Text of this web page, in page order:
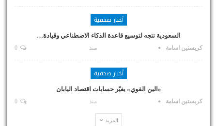
أخبار صحفية
السعودية تتجه لتوسيع قاعدة الذكاء الاصطناعي وقيادة…
كريستين اسامة منذ
أخبار صحفية
«الين القوي» يغيّر حسابات اقتصاد اليابان
كريستين اسامة منذ
المزيد